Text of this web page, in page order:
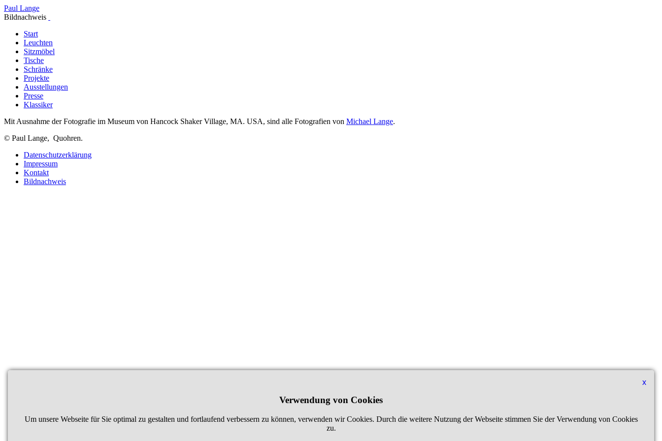
Paul Lange
Bildnachweis
Start
Leuchten
Sitzmöbel
Tische
Schränke
Projekte
Ausstellungen
Presse
Klassiker
Mit Ausnahme der Fotografie im Museum von Hancock Shaker Village, MA. USA, sind alle Fotografien von Michael Lange.
© Paul Lange, Quohren.
Datenschutzerklärung
Impressum
Kontakt
Bildnachweis
Verwendung von Cookies
Um unsere Webseite für Sie optimal zu gestalten und fortlaufend verbessern zu können, verwenden wir Cookies. Durch die weitere Nutzung der Webseite stimmen Sie der Verwendung von Cookies
zu.
x